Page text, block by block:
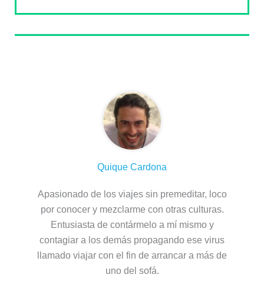
Quique Cardona
Apasionado de los viajes sin premeditar, loco
por conocer y mezclarme con otras culturas.
Entusiasta de contármelo a mí mismo y
contagiar a los demás propagando ese virus
llamado viajar con el fin de arrancar a más de
uno del sofá.